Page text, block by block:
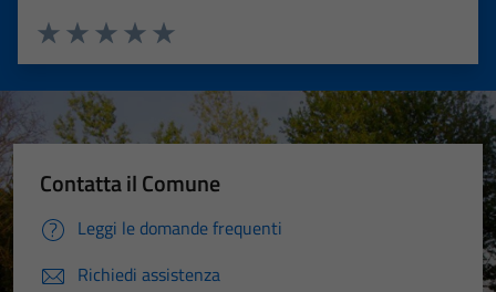
Valuta 5 stelle su 5
Valuta 4 stelle su 5
Valuta 3 stelle su 5
Valuta 2 stelle su 5
Valuta 1 stelle su 5
Contatta il Comune
Leggi le domande frequenti
Richiedi assistenza